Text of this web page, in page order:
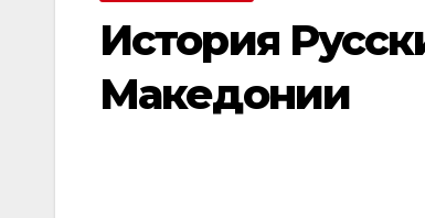
История
Македонии